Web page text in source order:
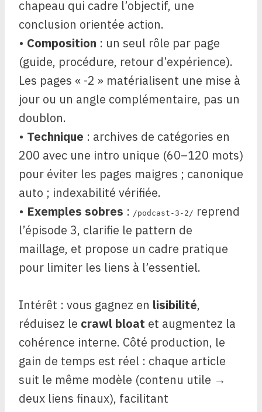
chapeau qui cadre l’objectif, une
conclusion orientée action.
• Composition : un seul rôle par page
(guide, procédure, retour d’expérience).
Les pages « -2 » matérialisent une mise à
jour ou un angle complémentaire, pas un
doublon.
• Technique : archives de catégories en
200 avec une intro unique (60–120 mots)
pour éviter les pages maigres ; canonique
auto ; indexabilité vérifiée.
• Exemples sobres : /podcast-3-2/ reprend
l’épisode 3, clarifie le pattern de
maillage, et propose un cadre pratique
pour limiter les liens à l’essentiel.
Intérêt : vous gagnez en lisibilité,
réduisez le crawl bloat et augmentez la
cohérence interne. Côté production, le
gain de temps est réel : chaque article
suit le même modèle (contenu utile →
deux liens finaux), facilitant